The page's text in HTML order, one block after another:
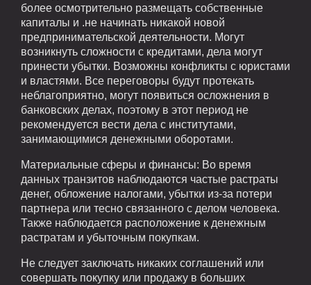
более осмотрительно размещать собственные
капиталы и .не начинать никакой новой
предпринимательской деятельности. Могут
возникнуть сложности с кредитами, дела могут
принести убытки. Возможны конфликты с юристами
и властями. Все переговоры будут протекать
неблагоприятно, могут появиться осложнения в
банковских делах, поэтому в этот период не
рекомендуется вести дела с институтами,
занимающимися денежными оборотами.
Материальные сферы и финансы: Во время
данных транзитов наблюдаются частые растраты
денег, обложение налогами, убытки из-за потери
партнера или тесно связанного с делом человека.
Также наблюдается расположение к денежным
растратам и убыточным покупкам.
Не следует заключать никаких соглашений или
совершать покупку или продажу в больших